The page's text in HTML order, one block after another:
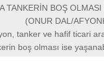
TANKERİN BOŞ
(ONUR DAL/
tanker ve hafif ticari
boş olması ise